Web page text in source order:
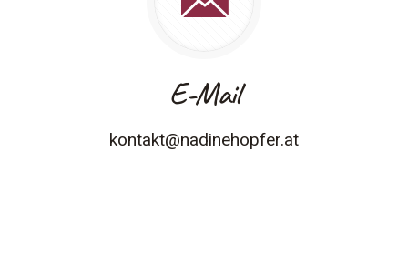
E-Mail
kontakt@nadinehopfer.at